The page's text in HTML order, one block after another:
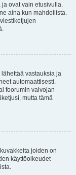
ovat vain etusivulla.
aina kun mahdollista.
vastauksia ja
automaattisesti.
foorumin valvojan
mutta tämä
joiden on
käyttöoikeudet